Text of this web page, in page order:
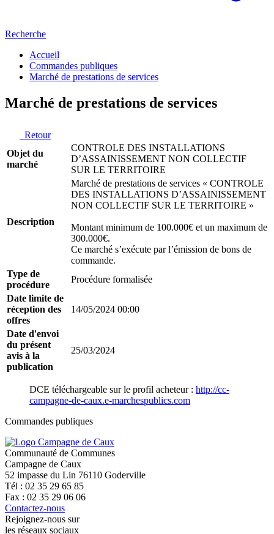
Recherche
Accueil
Commandes publiques
Marché de prestations de services
Marché de prestations de services
Retour
Objet du
marché
CONTROLE DES INSTALLATIONS
D’ASSAINISSEMENT NON COLLECTIF
SUR LE TERRITOIRE
Description
Marché de prestations de services « CONTROLE
DES INSTALLATIONS D’ASSAINISSEMENT
NON COLLECTIF SUR LE TERRITOIRE »
Montant minimum de 100.000€ et un maximum de
300.000€.
Ce marché s’exécute par l’émission de bons de
commande.
Type de
procédure
Procédure formalisée
Date limite de
réception des
offres
14/05/2024 00:00
Date d'envoi
du présent
avis à la
publication
25/03/2024
DCE téléchargeable sur le profil acheteur : http://cc-
campagne-de-caux.e-marchespublics.com
Commandes publiques
Communauté de Communes
Campagne de Caux
52 impasse du Lin 76110 Goderville
Tél : 02 35 29 65 85
Fax : 02 35 29 06 06
Contactez-nous
Rejoignez-nous sur
les réseaux sociaux